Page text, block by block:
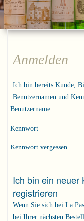
Anmelden
Ich bin bereits Kunde,
Benutzernamen und
Benutzername
Kennwort
Kennwort vergessen
Ich bin ein neuer
registrieren
Wenn Sie sich bei La
bei Ihrer nächsten